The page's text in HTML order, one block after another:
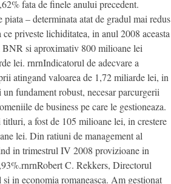
fata de finele anului precedent.
– determinata atat de gradul mai redus
priveste lichiditatea, in anul 2008 aceasta
si aproximativ 800 milioane lei
lei. rnrnIndicatorul de adecvare a
atingand valoarea de 1,72 miliarde lei, in
fundament robust, necesar parcurgerii
de business pe care le gestioneaza.
a fost de 105 milioane lei, in crestere
lei. Din ratiuni de management al
in trimestrul IV 2008 provizioane in
C. Rekkers, Directorul
in economia romaneasca. Am gestionat